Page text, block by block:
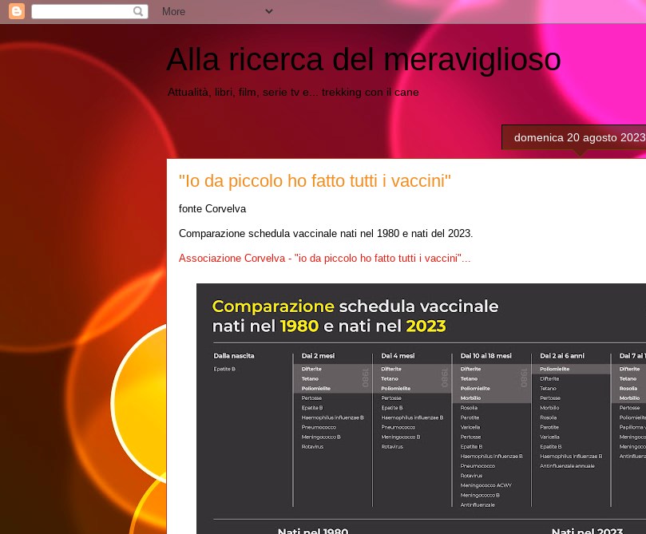
Alla ricerca del meraviglioso
Attualità, libri, film, serie tv e... trekking con il cane
domenica 20 agosto 2023
"Io da piccolo ho fatto tutti i vaccini"
fonte Corvelva
Comparazione schedula vaccinale nati nel 1980 e nati del 2023.
Associazione Corvelva - "io da piccolo ho fatto tutti i vaccini"...